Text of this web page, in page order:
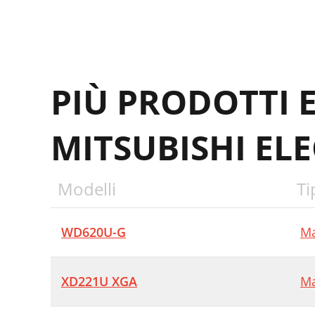
PIÙ PRODOTTI
MITSUBISHI
Modelli
WD620U-G
XD221U XGA